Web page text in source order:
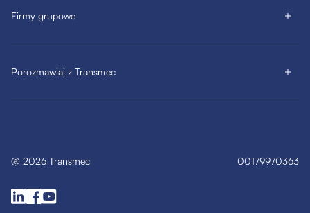
Firmy grupowe
Porozmawiaj z Transmec
@ 2026 Transmec 00179970363